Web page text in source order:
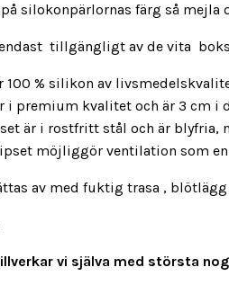
silokonpärlornas färg så
endast tillgängligt av de vita
100 % silikon av
i premium kvalitet och är 3 cm i
är i rostfritt stål och är blyfria,
möjliggör ventilation som
av med fuktig trasa , blötlägg
vi själva med största